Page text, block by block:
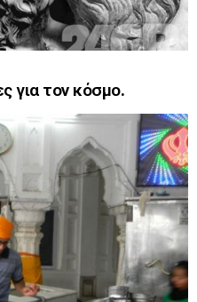
για τον κόσμο.